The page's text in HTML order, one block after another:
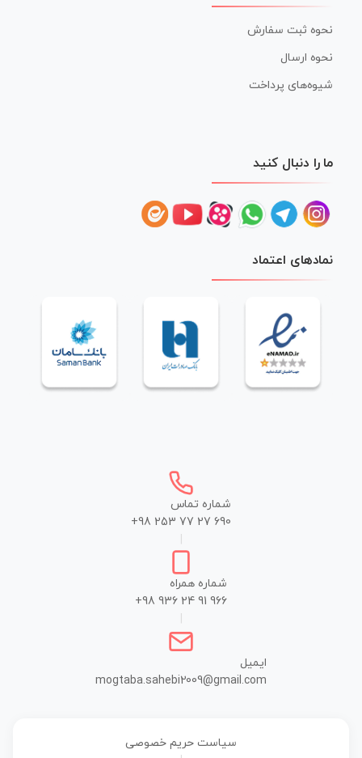
نحوه ثبت سفارش
نحوه ارسال
شیوه‌های پرداخت
ما را دنبال کنید
نمادهای اعتماد
شماره تماس
+98 253 77 27 690
شماره همراه
+98 936 24 91 966
ایمیل
mogtaba.sahebi2009@gmail.com
سیاست حریم خصوصی